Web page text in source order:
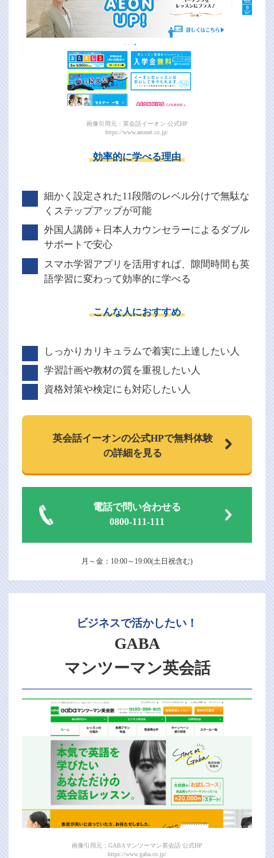
画像引用元：英会話イーオン 公式HP
https://www.aeonet.co.jp/
効率的に学べる理由
細かく設定された11段階のレベル分けで無駄な
くステップアップが可能
外国人講師＋日本人カウンセラーによるダブル
サポートで安心
スマホ学習アプリを活用すれば、隙間時間も英
語学習に変わって効率的に学べる
こんな人におすすめ
しっかりカリキュラムで着実に上達したい人
学習計画や教材の質を重視したい人
資格対策や検定にも対応したい人
英会話イーオンの公式HPで無料体験
の詳細を見る
電話で問い合わせる
0800-111-111
月～金：10:00～19:00(土日祝含む)
ビジネスで活かしたい！
GABA
マンツーマン英会話
画像引用元：GABAマンツーマン英会話 公式HP
https://www.gaba.co.jp/